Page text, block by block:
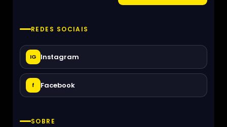
REDES SOCIAIS
IG Instagram
f Facebook
SOBRE